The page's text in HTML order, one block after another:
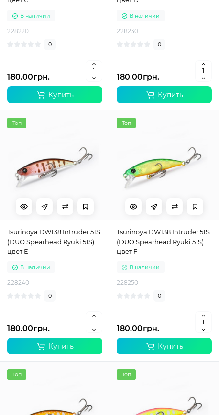
В наличии
228220
0
180.00грн.
Купить
В наличии
228230
0
180.00грн.
Купить
Топ
Tsurinoya DW138 Intruder 51S
(DUO Spearhead Ryuki 51S)
цвет E
В наличии
228240
0
180.00грн.
Купить
Топ
Tsurinoya DW138 Intruder 51S
(DUO Spearhead Ryuki 51S)
цвет F
В наличии
228250
0
180.00грн.
Купить
Топ Топ